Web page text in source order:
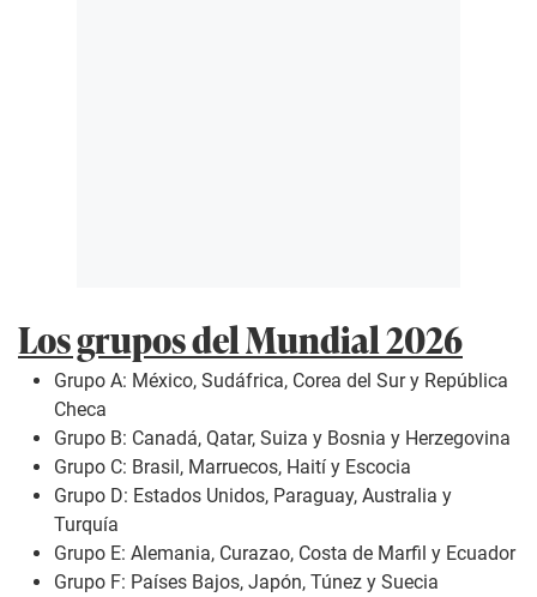
Los grupos del Mundial 2026
Grupo A: México, Sudáfrica, Corea del Sur y República
Checa
Grupo B: Canadá, Qatar, Suiza y Bosnia y Herzegovina
Grupo C: Brasil, Marruecos, Haití y Escocia
Grupo D: Estados Unidos, Paraguay, Australia y
Turquía
Grupo E: Alemania, Curazao, Costa de Marfil y Ecuador
Grupo F: Países Bajos, Japón, Túnez y Suecia